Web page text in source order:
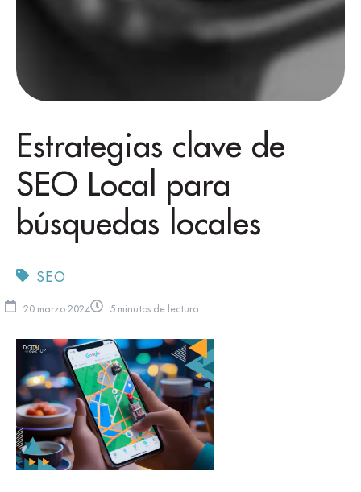
Estrategias clave de
SEO Local para
búsquedas locales
SEO
20 marzo 2024 5 minutos de lectura